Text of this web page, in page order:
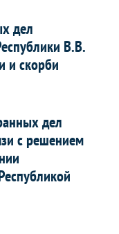
дел
В.В.
и скорби
дел
с решением